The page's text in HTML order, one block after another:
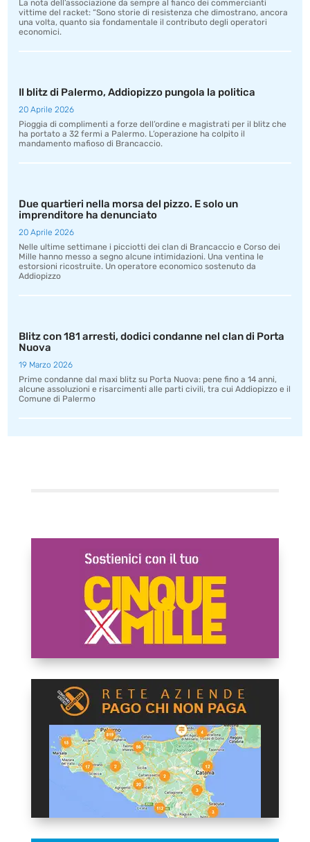
La nota dell’associazione da sempre al fianco dei commercianti
vittime del racket: “Sono storie di resistenza che dimostrano, ancora
una volta, quanto sia fondamentale il contributo degli operatori
economici.
Il blitz di Palermo, Addiopizzo pungola la politica
20 Aprile 2026
Pioggia di complimenti a forze dell’ordine e magistrati per il blitz che
ha portato a 32 fermi a Palermo. L’operazione ha colpito il
mandamento mafioso di Brancaccio.
Due quartieri nella morsa del pizzo. E solo un
imprenditore ha denunciato
20 Aprile 2026
Nelle ultime settimane i picciotti dei clan di Brancaccio e Corso dei
Mille hanno messo a segno alcune intimidazioni. Una ventina le
estorsioni ricostruite. Un operatore economico sostenuto da
Addiopizzo
Blitz con 181 arresti, dodici condanne nel clan di Porta
Nuova
19 Marzo 2026
Prime condanne dal maxi blitz su Porta Nuova: pene fino a 14 anni,
alcune assoluzioni e risarcimenti alle parti civili, tra cui Addiopizzo e il
Comune di Palermo